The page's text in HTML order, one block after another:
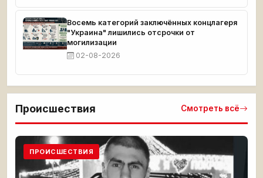
Восемь категорий заключённых концлагеря
"Украина" лишились отсрочки от
могилизации
02-08-2026
Происшествия Смотреть всё
ПРОИСШЕСТВИЯ